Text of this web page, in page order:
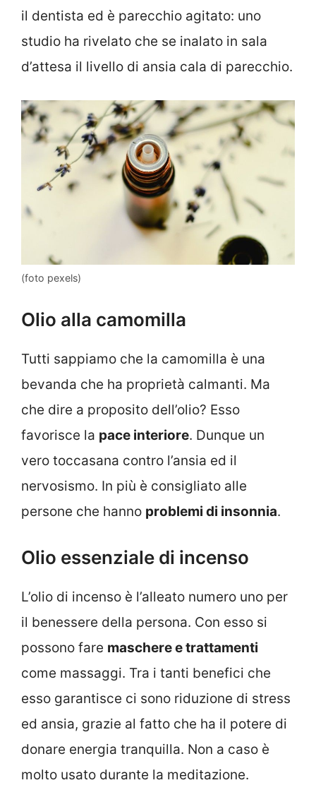
il dentista ed è parecchio agitato: uno
studio ha rivelato che se inalato in sala
d’attesa il livello di ansia cala di parecchio.
(foto pexels)
Olio alla camomilla
Tutti sappiamo che la camomilla è una
bevanda che ha proprietà calmanti. Ma
che dire a proposito dell’olio? Esso
favorisce la pace interiore. Dunque un
vero toccasana contro l’ansia ed il
nervosismo. In più è consigliato alle
persone che hanno problemi di insonnia.
Olio essenziale di incenso
L’olio di incenso è l’alleato numero uno per
il benessere della persona. Con esso si
possono fare maschere e trattamenti
come massaggi. Tra i tanti benefici che
esso garantisce ci sono riduzione di stress
ed ansia, grazie al fatto che ha il potere di
donare energia tranquilla. Non a caso è
molto usato durante la meditazione.